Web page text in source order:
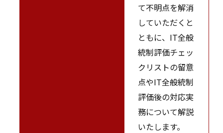
て不明点を解消
していただくと
ともに、IT全般
統制評価チェッ
クリストの留意
点やIT全般統制
評価後の対応実
務について解説
いたします。